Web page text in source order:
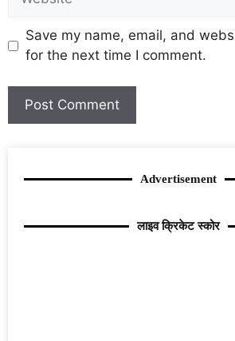
Save my name, email, and
for the next time I comment.
Advertisement
लाइव क्रिकेट स्कोर